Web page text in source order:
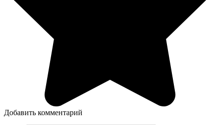
Добавить комментарий